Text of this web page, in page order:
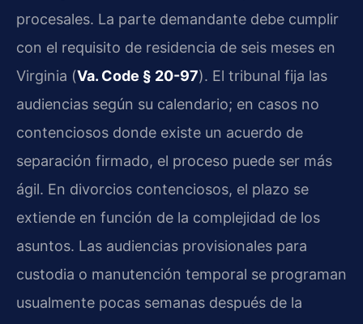
procesales. La parte demandante debe cumplir
con el requisito de residencia de seis meses en
Virginia (Va. Code § 20-97). El tribunal fija las
audiencias según su calendario; en casos no
contenciosos donde existe un acuerdo de
separación firmado, el proceso puede ser más
ágil. En divorcios contenciosos, el plazo se
extiende en función de la complejidad de los
asuntos. Las audiencias provisionales para
custodia o manutención temporal se programan
usualmente pocas semanas después de la